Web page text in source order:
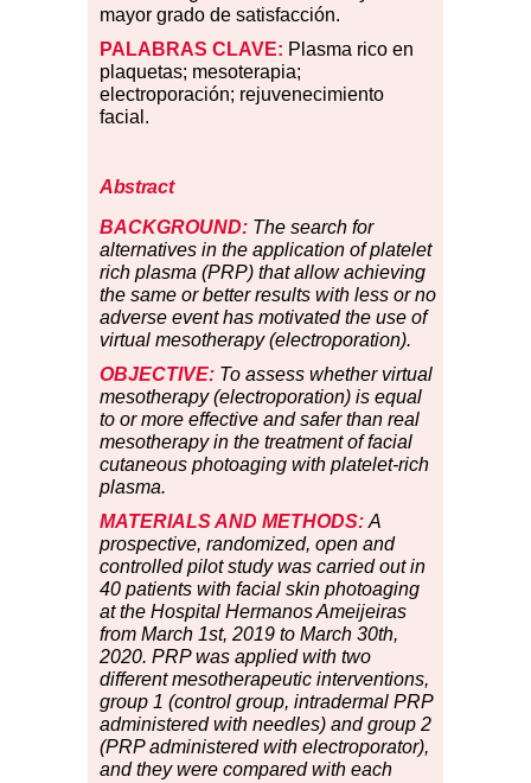
mayor grado de satisfacción.
PALABRAS CLAVE: Plasma rico en
plaquetas; mesoterapia;
electroporación; rejuvenecimiento
facial.
Abstract
BACKGROUND: The search for
alternatives in the application of platelet
rich plasma (PRP) that allow achieving
the same or better results with less or no
adverse event has motivated the use of
virtual mesotherapy (electroporation).
OBJECTIVE: To assess whether virtual
mesotherapy (electroporation) is equal
to or more effective and safer than real
mesotherapy in the treatment of facial
cutaneous photoaging with platelet-rich
plasma.
MATERIALS AND METHODS: A
prospective, randomized, open and
controlled pilot study was carried out in
40 patients with facial skin photoaging
at the Hospital Hermanos Ameijeiras
from March 1st, 2019 to March 30th,
2020. PRP was applied with two
different mesotherapeutic interventions,
group 1 (control group, intradermal PRP
administered with needles) and group 2
(PRP administered with electroporator),
and they were compared with each